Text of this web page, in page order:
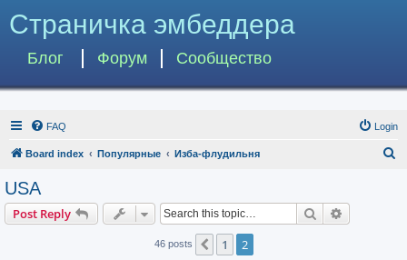
Страничка эмбеддера
Блог Форум Сообщество
FAQ Login
Board index Популярные Изба-флудильня
USA
Post Reply Search
46 posts Previous
1 2